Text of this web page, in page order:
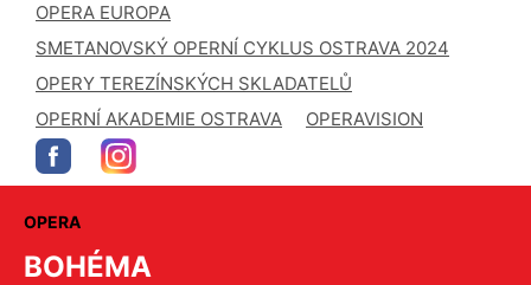
OPERA EUROPA
SMETANOVSKÝ OPERNÍ CYKLUS OSTRAVA 2024
OPERY TEREZÍNSKÝCH SKLADATELŮ
OPERNÍ AKADEMIE OSTRAVA
OPERAVISION
OPERA
BOHÉMA